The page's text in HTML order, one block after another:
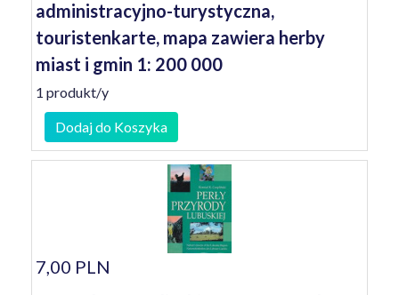
administracyjno-turystyczna,
touristenkarte, mapa zawiera herby
miast i gmin 1: 200 000
1 produkt/y
Dodaj do Koszyka
7,00 PLN